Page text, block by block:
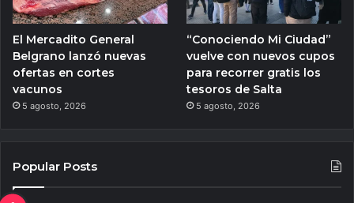
El Mercadito General
Belgrano lanzó nuevas
ofertas en cortes
vacunos
5 agosto, 2026
“Conociendo Mi Ciudad”
vuelve con nuevos cupos
para recorrer gratis los
tesoros de Salta
5 agosto, 2026
Popular Posts